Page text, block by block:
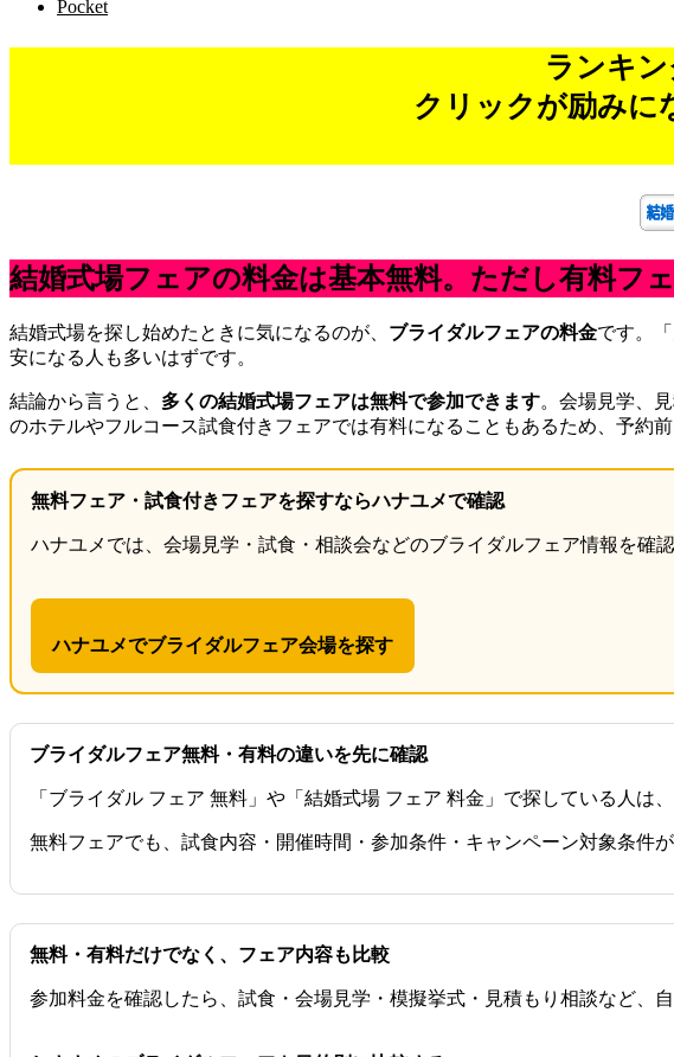
Pocket
ランキ
クリックが励みに
結婚式場フェアの料金は基本無料。ただし有料フ
結婚式場を探し始めたときに気になるのが、 ブライダルフェアの料金です。
安になる人も多いはずです。
結論から言うと、 多くの結婚式場フェアは無料で参加できます。会場見学、
のホテルやフルコース試食付きフェアでは有料になることもあるため、予約
無料フェア・試食付きフェアを探すならハナユメで確認
ハナユメでは、会場見学・試食・相談会などのブライダルフェア情報を確
ハナユメでブライダルフェア会場を探す
ブライダルフェア無料・有料の違いを先に確認
「ブライダル フェア 無料」や「結婚式場 フェア 料金」で探している人は
無料フェアでも、試食内容・開催時間・参加条件・キャンペーン対象条件
無料・有料だけでなく、フェア内容も比較
参加料金を確認したら、試食・会場見学・模擬挙式・見積もり相談など、